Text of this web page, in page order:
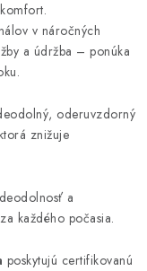
v náročných
a údržba – ponúka
oderuvzdorný
znižuje
a
každého počasia.
poskytujú certifikovanú